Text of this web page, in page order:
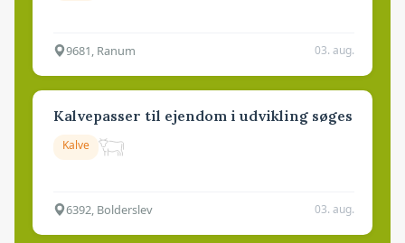
9681, Ranum 03. aug.
Kalvepasser til ejendom i udvikling søges
Kalve
6392, Bolderslev 03. aug.